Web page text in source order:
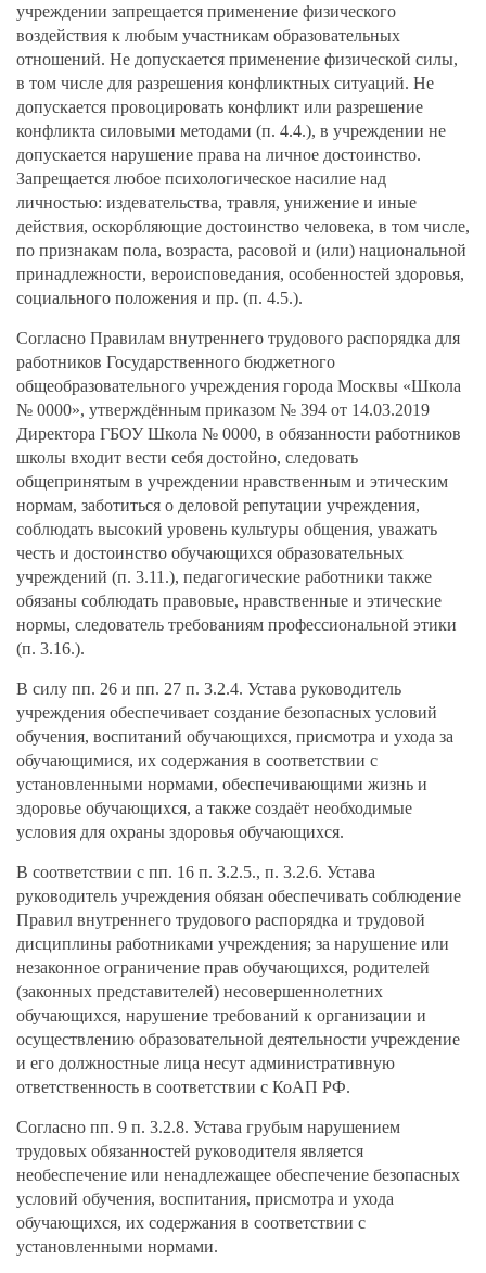
учреждении запрещается применение физического
воздействия к любым участникам образовательных
отношений. Не допускается применение физической силы,
в том числе для разрешения конфликтных ситуаций. Не
допускается провоцировать конфликт или разрешение
конфликта силовыми методами (п. 4.4.), в учреждении не
допускается нарушение права на личное достоинство.
Запрещается любое психологическое насилие над
личностью: издевательства, травля, унижение и иные
действия, оскорбляющие достоинство человека, в том числе,
по признакам пола, возраста, расовой и (или) национальной
принадлежности, вероисповедания, особенностей здоровья,
социального положения и пр. (п. 4.5.).
Согласно Правилам внутреннего трудового распорядка для
работников Государственного бюджетного
общеобразовательного учреждения города Москвы «Школа
№ 0000», утверждённым приказом № 394 от 14.03.2019
Директора ГБОУ Школа № 0000, в обязанности работников
школы входит вести себя достойно, следовать
общепринятым в учреждении нравственным и этическим
нормам, заботиться о деловой репутации учреждения,
соблюдать высокий уровень культуры общения, уважать
честь и достоинство обучающихся образовательных
учреждений (п. 3.11.), педагогические работники также
обязаны соблюдать правовые, нравственные и этические
нормы, следователь требованиям профессиональной этики
(п. 3.16.).
В силу пп. 26 и пп. 27 п. 3.2.4. Устава руководитель
учреждения обеспечивает создание безопасных условий
обучения, воспитаний обучающихся, присмотра и ухода за
обучающимися, их содержания в соответствии с
установленными нормами, обеспечивающими жизнь и
здоровье обучающихся, а также создаёт необходимые
условия для охраны здоровья обучающихся.
В соответствии с пп. 16 п. 3.2.5., п. 3.2.6. Устава
руководитель учреждения обязан обеспечивать соблюдение
Правил внутреннего трудового распорядка и трудовой
дисциплины работниками учреждения; за нарушение или
незаконное ограничение прав обучающихся, родителей
(законных представителей) несовершеннолетних
обучающихся, нарушение требований к организации и
осуществлению образовательной деятельности учреждение
и его должностные лица несут административную
ответственность в соответствии с КоАП РФ.
Согласно пп. 9 п. 3.2.8. Устава грубым нарушением
трудовых обязанностей руководителя является
необеспечение или ненадлежащее обеспечение безопасных
условий обучения, воспитания, присмотра и ухода
обучающихся, их содержания в соответствии с
установленными нормами.